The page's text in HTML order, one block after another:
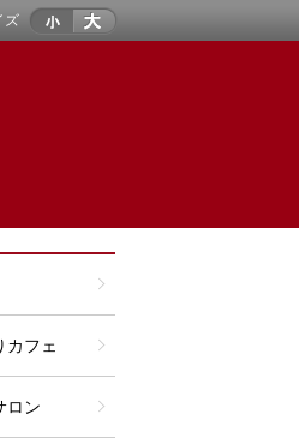
ズ
カフェ
ロン